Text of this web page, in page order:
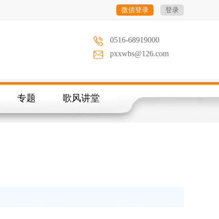
微信登录 登录
0516-68919000
pxxwbs@126.com
专题 歌风讲堂